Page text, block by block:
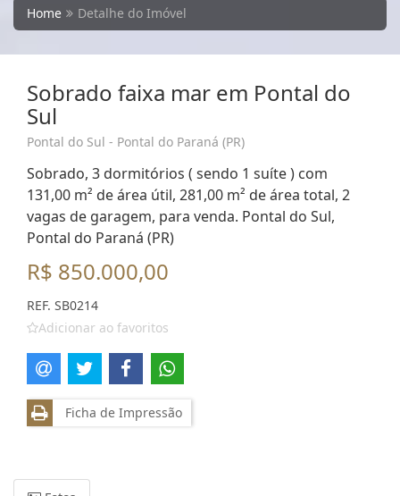
Home Detalhe do Imóvel
Sobrado faixa mar em Pontal do
Sul
Pontal do Sul - Pontal do Paraná (PR)
Sobrado, 3 dormitórios ( sendo 1 suíte ) com
131,00 m² de área útil, 281,00 m² de área total, 2
vagas de garagem, para venda. Pontal do Sul,
Pontal do Paraná (PR)
R$ 850.000,00
REF. SB0214
Adicionar ao favoritos
Ficha de Impressão